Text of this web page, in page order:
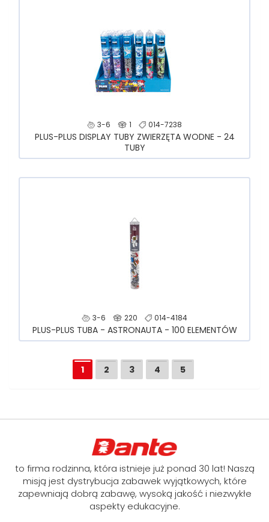
3-6 1 014-7238
PLUS-PLUS DISPLAY TUBY ZWIERZĘTA WODNE - 24
TUBY
3-6 220 014-4184
PLUS-PLUS TUBA - ASTRONAUTA - 100 ELEMENTÓW
1 2 3 4 5
to firma rodzinna, która istnieje już ponad 30 lat! Naszą
misją jest dystrybucja zabawek wyjątkowych, które
zapewniają dobrą zabawę, wysoką jakość i niezwykłe
aspekty edukacyjne.